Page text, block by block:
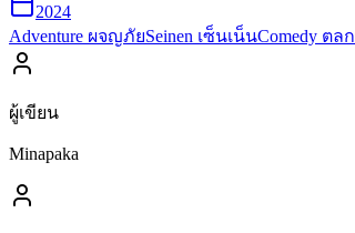
2024
Adventure ผจญภัยSeinen เซ็นเน็นComedy ตลก
ผู้เขียน
Minapaka